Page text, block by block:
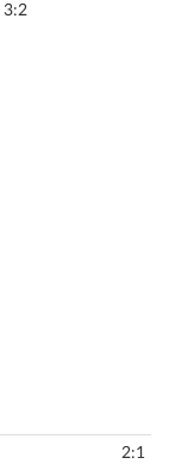
3:2
2:1